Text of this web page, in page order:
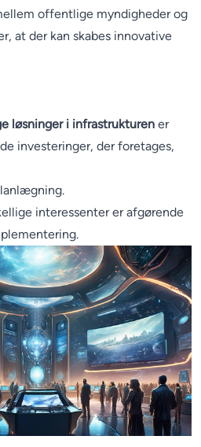
offentlige myndigheder og
at der kan skabes innovative
løsninger i infrastrukturen er
investeringer, der foretages,
interessenter er afgørende